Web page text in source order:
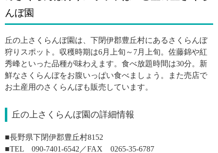
んぼ園
丘の上さくらんぼ園は、下閉伊郡豊丘村にあるさくらんぼ
狩りスポット。収穫時期は6月上旬～7月上旬。佐藤錦や紅
秀峰といった品種が味わえます。食べ放題時間は30分。新
鮮なさくらんぼをお腹いっぱい食べましょう。また売店で
お土産用のさくらんぼも販売しています。
丘の上さくらんぼ園の詳細情報
■長野県下閉伊郡豊丘村8152
■TEL 090-7401-6542／FAX 0265-35-6787